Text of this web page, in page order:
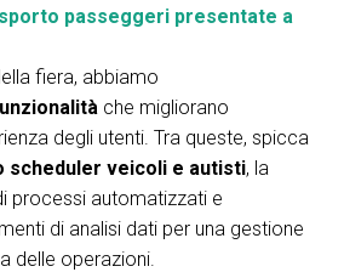
passeggeri presentate a
fiera, abbiamo
che migliorano
degli utenti. Tra queste, spicca
scheduler veicoli e autisti, la
processi automatizzati e
di analisi dati per una gestione
delle operazioni.